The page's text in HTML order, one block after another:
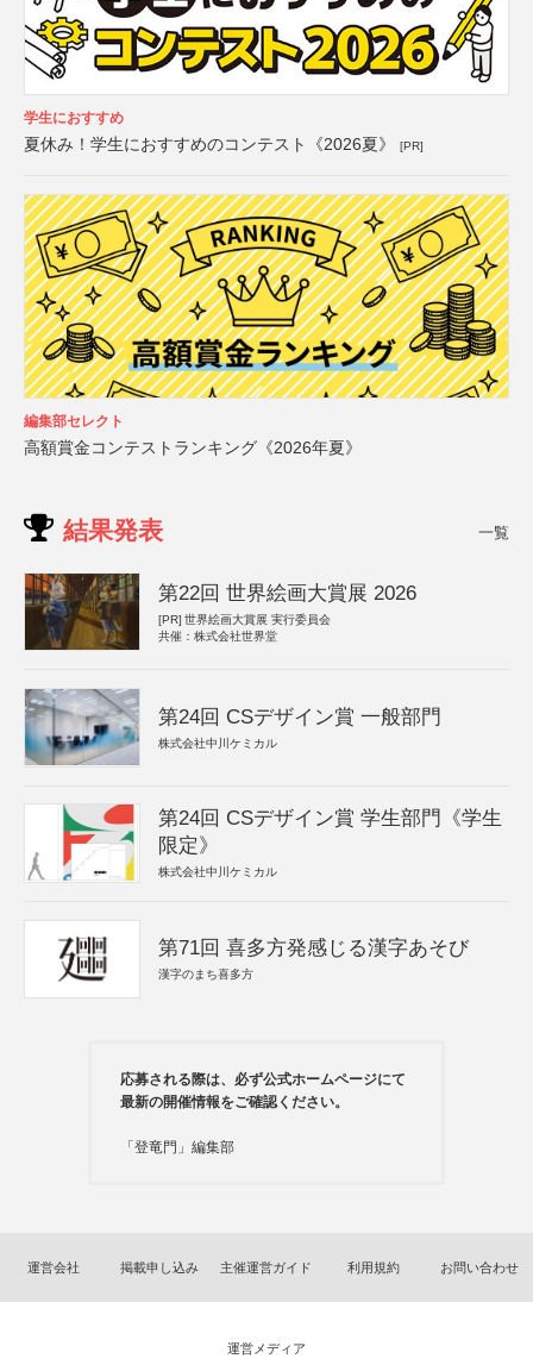
学生におすすめ
夏休み！学生におすすめのコンテスト《2026夏》 [PR]
編集部セレクト
高額賞金コンテストランキング《2026年夏》
結果発表 一覧
第22回 世界絵画大賞展 2026
[PR] 世界絵画大賞展 実行委員会
共催：株式会社世界堂
第24回 CSデザイン賞 一般部門
株式会社中川ケミカル
第24回 CSデザイン賞 学生部門《学生
限定》
株式会社中川ケミカル
第71回 喜多方発感じる漢字あそび
漢字のまち喜多方
応募される際は、必ず公式ホームページにて
最新の開催情報をご確認ください。
「登竜門」編集部
運営会社 掲載申し込み 主催運営ガイド 利用規約 お問い合わせ
運営メディア